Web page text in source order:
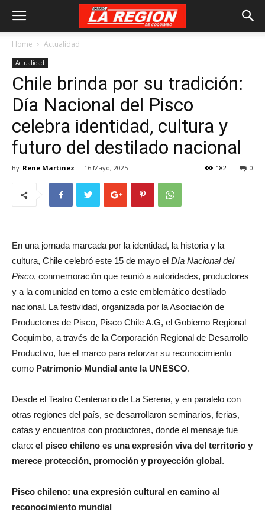
Home Actualidad
Actualidad
Chile brinda por su tradición:
Día Nacional del Pisco
celebra identidad, cultura y
futuro del destilado nacional
By Rene Martinez - 16 Mayo, 2025 0
182
En una jornada marcada por la identidad, la historia y la
cultura, Chile celebró este 15 de mayo el Día Nacional del
Pisco, conmemoración que reunió a autoridades, productores
y a la comunidad en torno a este emblemático destilado
nacional. La festividad, organizada por la Asociación de
Productores de Pisco, Pisco Chile A.G, el Gobierno Regional
Coquimbo, a través de la Corporación Regional de Desarrollo
Productivo, fue el marco para reforzar su reconocimiento
como Patrimonio Mundial ante la UNESCO.
Desde el Teatro Centenario de La Serena, y en paralelo con
otras regiones del país, se desarrollaron seminarios, ferias,
catas y encuentros con productores, donde el mensaje fue
claro: el pisco chileno es una expresión viva del territorio y
merece protección, promoción y proyección global.
Pisco chileno: una expresión cultural en camino al
reconocimiento mundial